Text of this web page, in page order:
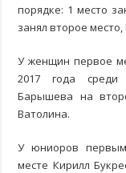
порядке: 1 место
занял второе
У женщин первое
2017 года среди
Барышева на
Ватолина.
У юниоров
месте Кирилл